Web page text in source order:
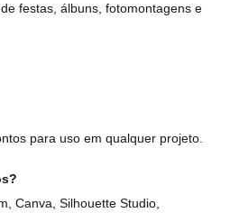
festas, álbuns, fotomontagens e
para uso em qualquer projeto.
Canva, Silhouette Studio,